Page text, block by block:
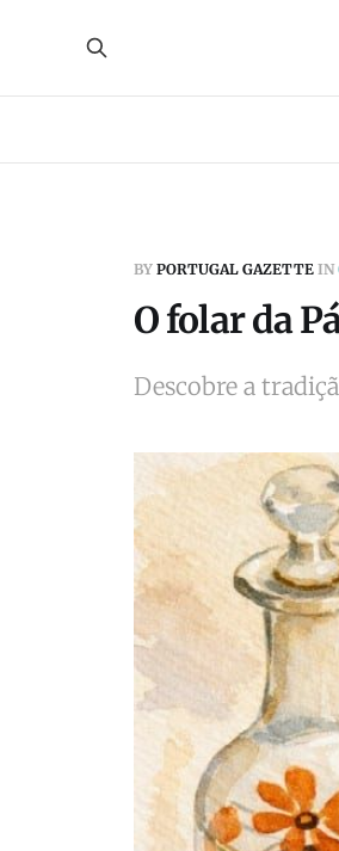
BY PORTUGAL GAZETTE IN
O folar da
Descobre a